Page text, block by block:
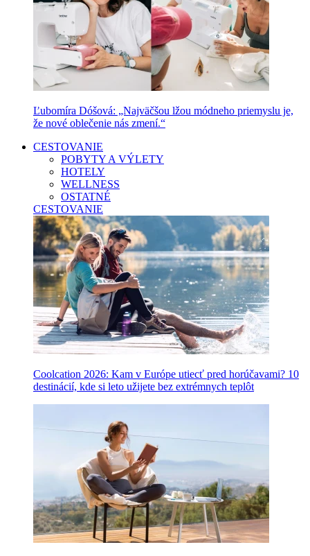
Ľubomíra Dóšová: „Najväčšou lžou módneho priemyslu je,
že nové oblečenie nás zmení.“
CESTOVANIE
POBYTY A VÝLETY
HOTELY
WELLNESS
OSTATNÉ
CESTOVANIE
Coolcation 2026: Kam v Európe utiecť pred horúčavami? 10
destinácií, kde si leto užijete bez extrémnych teplôt